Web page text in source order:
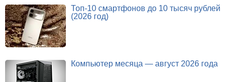
Топ-10 смартфонов до 10 тысяч рублей
(2026 год)
Компьютер месяца — август 2026 года